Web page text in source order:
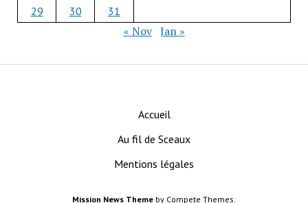
29
30 31
« Nov Jan »
Accueil
Au fil de Sceaux
Mentions légales
Mission News Theme by Compete Themes.